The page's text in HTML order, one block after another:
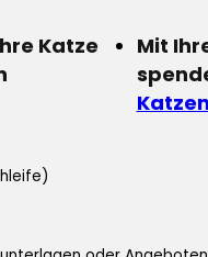
Katze
Mit